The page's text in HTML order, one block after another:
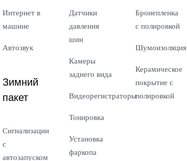
Интернет в
машине
Автозвук
Зимний
пакет
Сигнализации
с
автозапуском
Датчики
давления
шин
Камеры
заднего вида
Видеорегистраторы
Тонировка
Установка
фаркопа
Бронепленка
с полировкой
Шумоизоляция
Керамическое
покрытие с
полировкой